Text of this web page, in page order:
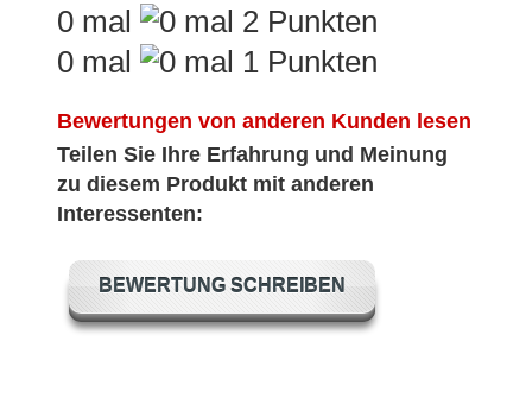
0 mal
0 mal
Bewertungen von anderen Kunden lesen
Teilen Sie Ihre Erfahrung und Meinung
zu diesem Produkt mit anderen
Interessenten:
BEWERTUNG SCHREIBEN